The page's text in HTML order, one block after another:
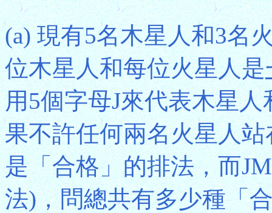
(a) 現有5名木星人和3名
位木星人和每位火星人是
用5個字母J來代表木星
果不許任何兩名火星人
是「合格」的排法，而
法)，問總共有多少種「